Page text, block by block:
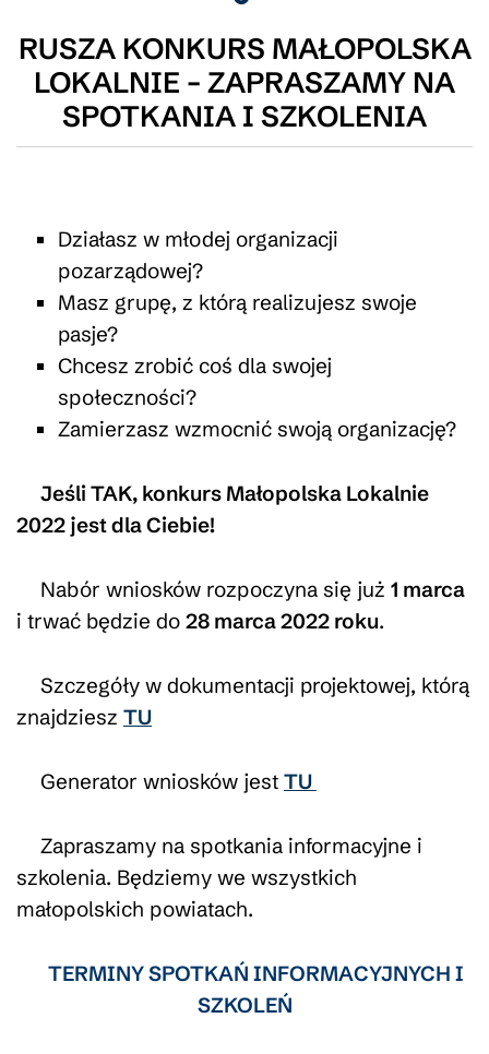
RUSZA KONKURS MAŁOPOLSKA
LOKALNIE – ZAPRASZAMY NA
SPOTKANIA I SZKOLENIA
Działasz w młodej organizacji
pozarządowej?
Masz grupę, z którą realizujesz swoje
pasje?
Chcesz zrobić coś dla swojej
społeczności?
Zamierzasz wzmocnić swoją organizację?
Jeśli TAK, konkurs Małopolska Lokalnie
2022 jest dla Ciebie!
Nabór wniosków rozpoczyna się już 1 marca
i trwać będzie do 28 marca 2022 roku.
Szczegóły w dokumentacji projektowej, którą
znajdziesz TU
Generator wniosków jest TU
Zapraszamy na spotkania informacyjne i
szkolenia. Będziemy we wszystkich
małopolskich powiatach.
TERMINY SPOTKAŃ INFORMACYJNYCH I
SZKOLEŃ